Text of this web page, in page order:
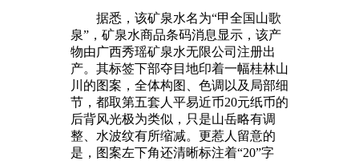
据悉，该矿泉水名为“甲全国山歌
泉”，矿泉水商品条码消息显示，该产
物由广西秀瑶矿泉水无限公司注册出
产。其标签下部夺目地印着一幅桂林山
川的图案，全体构图、色调以及局部细
节，都取第五套人平易近币20元纸币的
后背风光极为类似，只是山岳略有调
整、水波纹有所缩减。更惹人留意的
是，图案左下角还清晰标注着“20”字